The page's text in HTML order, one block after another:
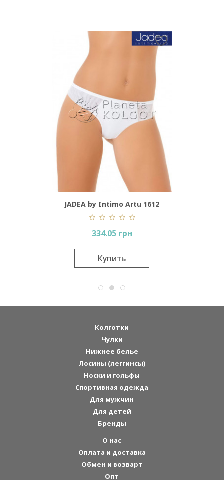
JADEA by Intimo Artu 1612
334.05 грн
Купить
Колготки
Чулки
Нижнее белье
Лосины (леггинсы)
Носки и гольфы
Спортивная одежда
Для мужчин
Для детей
Бренды
О нас
Оплата и доставка
Обмен и возварт
Опт